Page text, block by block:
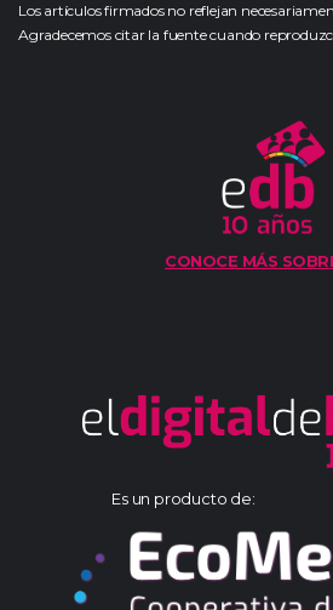
Los artículos firmados no reflejan
Agradecemos citar la fuente cuando
CONOCE MÁS
Es un producto de: